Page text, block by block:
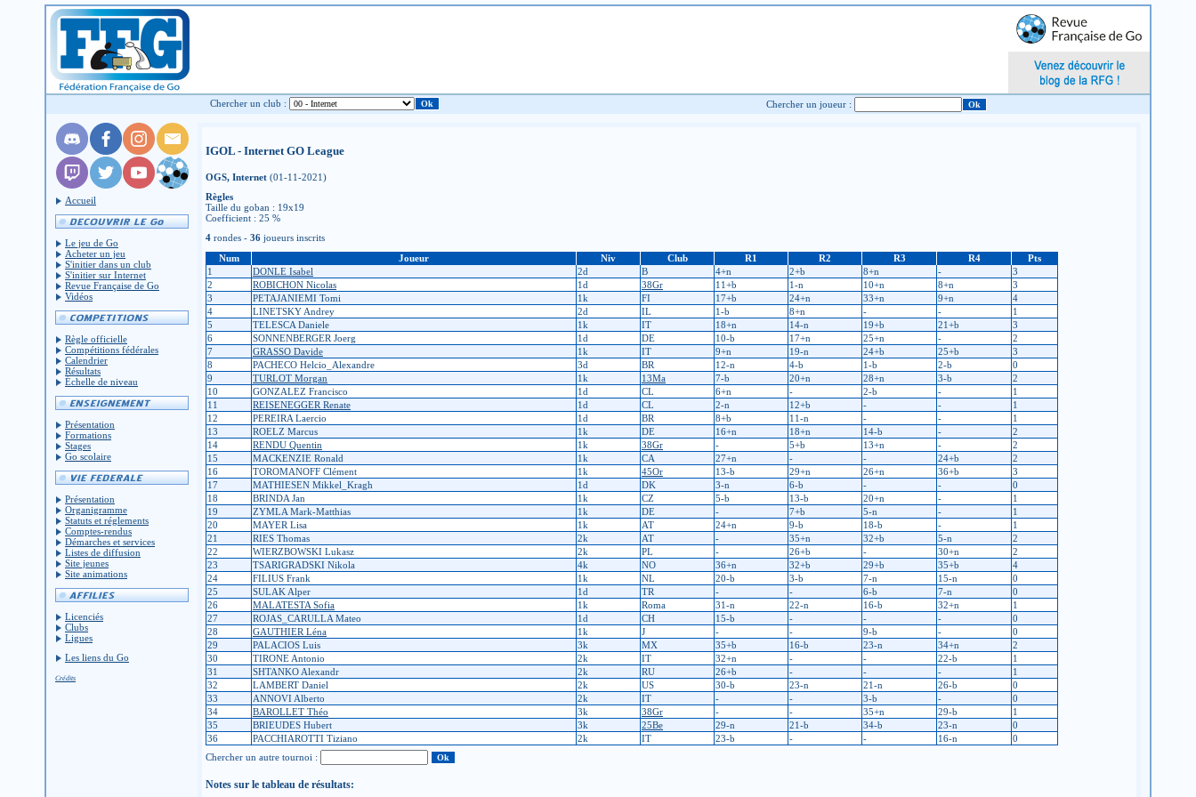
Chercher un club : Chercher un joueur :
Accueil
Le jeu de Go
Acheter un jeu
S'initier dans un club
S'initier sur Internet
Revue Française de Go
Vidéos
Règle officielle
Compétitions fédérales
Calendrier
Résultats
Échelle de niveau
Présentation
Formations
Stages
Go scolaire
Présentation
Organigramme
Statuts et réglements
Comptes-rendus
Démarches et services
Listes de diffusion
Site jeunes
Site animations
Licenciés
Clubs
Ligues
Les liens du Go
Crédits
IGOL - Internet GO League
OGS, Internet (01-11-2021)
Règles
Taille du goban : 19x19
Coefficient : 25 %
4 rondes - 36 joueurs inscrits
Num
Joueur Niv Club R1 R2 R3 R4
Pts
1
DONLE Isabel 2d B 4+n 2+b 8+n -
3
2
ROBICHON Nicolas 1d 38Gr 11+b 1-n 10+n 8+n
3
3
PETAJANIEMI Tomi 1k FI 17+b 24+n 33+n 9+n
4
4
LINETSKY Andrey 2d IL 1-b 8+n - -
1
5
TELESCA Daniele 1k IT 18+n 14-n 19+b 21+b
3
6
SONNENBERGER Joerg 1d DE 10-b 17+n 25+n -
2
7
GRASSO Davide 1k IT 9+n 19-n 24+b 25+b
3
8
PACHECO Helcio_Alexandre 3d BR 12-n 4-b 1-b 2-b
0
9
TURLOT Morgan 1k 13Ma 7-b 20+n 28+n 3-b
2
10
GONZALEZ Francisco 1d CL 6+n - 2-b -
1
11
REISENEGGER Renate 1d CL 2-n 12+b - -
1
12
PEREIRA Laercio 1d BR 8+b 11-n - -
1
13
ROELZ Marcus 1k DE 16+n 18+n 14-b -
2
14
RENDU Quentin 1k 38Gr - 5+b 13+n -
2
15
MACKENZIE Ronald 1k CA 27+n - - 24+b
2
16
TOROMANOFF Clément 1k 45Or 13-b 29+n 26+n 36+b
3
17
MATHIESEN Mikkel_Kragh 1d DK 3-n 6-b - -
0
18
BRINDA Jan 1k CZ 5-b 13-b 20+n -
1
19
ZYMLA Mark-Matthias 1k DE - 7+b 5-n -
1
20
MAYER Lisa 1k AT 24+n 9-b 18-b -
1
21
RIES Thomas 2k AT - 35+n 32+b 5-n
2
22
WIERZBOWSKI Lukasz 2k PL - 26+b - 30+n
2
23
TSARIGRADSKI Nikola 4k NO 36+n 32+b 29+b 35+b
4
24
FILIUS Frank 1k NL 20-b 3-b 7-n 15-n
0
25
SULAK Alper 1d TR - - 6-b 7-n
0
26
MALATESTA Sofia 1k Roma 31-n 22-n 16-b 32+n
1
27
ROJAS_CARULLA Mateo 1d CH 15-b - - -
0
28
GAUTHIER Léna 1k J - - 9-b -
0
29
PALACIOS Luis 3k MX 35+b 16-b 23-n 34+n
2
30
TIRONE Antonio 2k IT 32+n - - 22-b
1
31
SHTANKO Alexandr 2k RU 26+b - - -
1
32
LAMBERT Daniel 2k US 30-b 23-n 21-n 26-b
0
33
ANNOVI Alberto 2k IT - - 3-b -
0
34
BAROLLET Théo 3k 38Gr - - 35+n 29-b
1
35
BRIEUDES Hubert 3k 25Be 29-n 21-b 34-b 23-n
0
36
PACCHIAROTTI Tiziano 2k IT 23-b - - 16-n
0
Chercher un autre tournoi :
Notes sur le tableau de résultats: